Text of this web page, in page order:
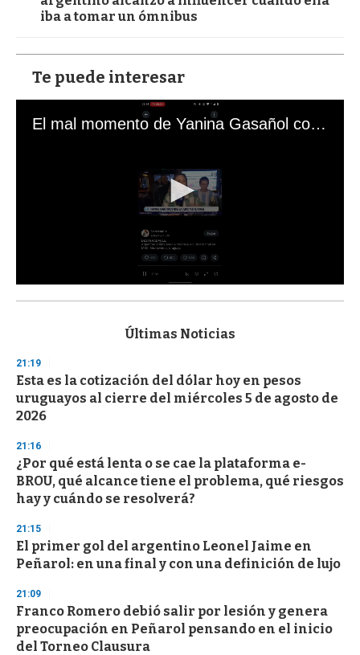
iba a tomar un ómnibus
Te puede interesar
El mal momento de Yanina Gasañol con un hincha argentino en "Subrayado"
s
d
s
o
f
3
s
c
o
n
Últimas Noticias
21:19
Esta es la cotización del dólar hoy en pesos
uruguayos al cierre del miércoles 5 de agosto de
2026
21:16
¿Por qué está lenta o se cae la plataforma e-
BROU, qué alcance tiene el problema, qué riesgos
hay y cuándo se resolverá?
21:15
El primer gol del argentino Leonel Jaime en
Peñarol: en una final y con una definición de lujo
21:09
Franco Romero debió salir por lesión y genera
preocupación en Peñarol pensando en el inicio
del Torneo Clausura